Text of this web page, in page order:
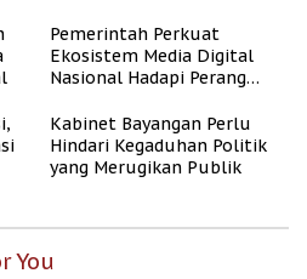
Berpenghasilan Rendah
Pemerintah Perkuat
Ekosistem Media Digital
Nasional Hadapi Perang
Kabinet Bayangan Perlu
Hindari Kegaduhan Politik
yang Merugikan Publik
You